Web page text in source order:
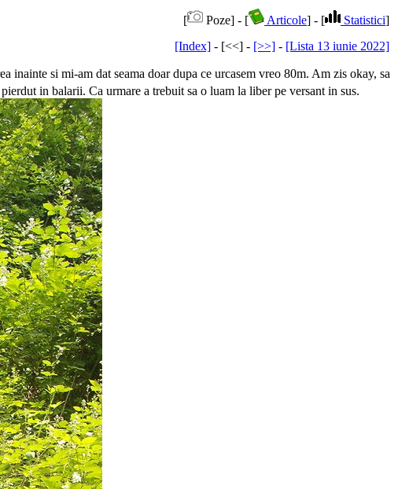
[ Poze] - [ Articole] - [ Statistici]
[Index] - [<<] - [>>] - [Lista 13 iunie 2022]
inainte si mi-am dat seama doar dupa ce urcasem vreo 80m. Am zis okay, sa
in balarii. Ca urmare a trebuit sa o luam la liber pe versant in sus.